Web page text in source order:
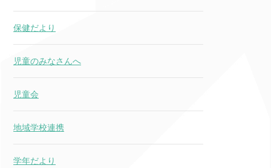
保健だより
児童のみなさんへ
児童会
地域学校連携
学年だより